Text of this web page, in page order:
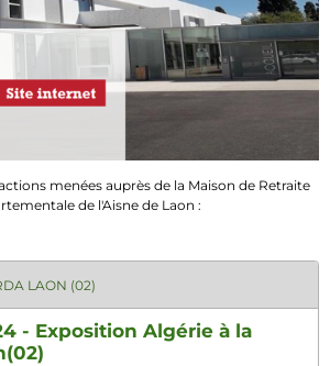
menées auprès de la Maison de Retraite
de l'Aisne de Laon :
LAON (02)
- Exposition Algérie à la